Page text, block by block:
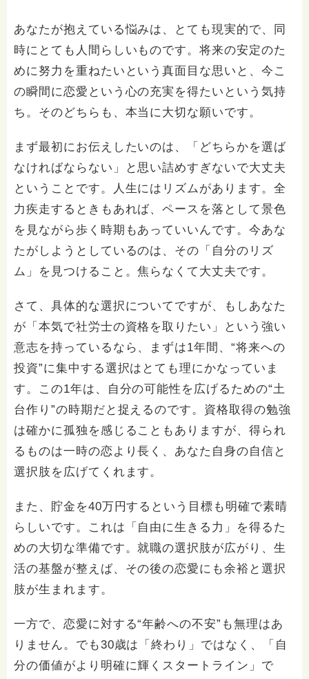
り受け付けています。お寺への いきなりの電話相談は
受け付けておりません。また夜中や早朝の電話もご遠慮
ください。 法務を優先させてください。
あなたが抱えている悩みは、とても現実的で、同
時にとても人間らしいものです。将来の安定のた
めに努力を重ねたいという真面目な思いと、今こ
の瞬間に恋愛という心の充実を得たいという気持
ち。そのどちらも、本当に大切な願いです。
まず最初にお伝えしたいのは、「どちらかを選ば
なければならない」と思い詰めすぎないで大丈夫
ということです。人生にはリズムがあります。全
力疾走するときもあれば、ペースを落として景色
を見ながら歩く時期もあっていいんです。今あな
たがしようとしているのは、その「自分のリズ
ム」を見つけること。焦らなくて大丈夫です。
さて、具体的な選択についてですが、もしあなた
が「本気で社労士の資格を取りたい」という強い
意志を持っているなら、まずは1年間、“将来への
投資”に集中する選択はとても理にかなっていま
す。この1年は、自分の可能性を広げるための“土
台作り”の時期だと捉えるのです。資格取得の勉強
は確かに孤独を感じることもありますが、得られ
るものは一時の恋より長く、あなた自身の自信と
選択肢を広げてくれます。
また、貯金を40万円するという目標も明確で素晴
らしいです。これは「自由に生きる力」を得るた
めの大切な準備です。就職の選択肢が広がり、生
活の基盤が整えば、その後の恋愛にも余裕と選択
肢が生まれます。
一方で、恋愛に対する“年齢への不安”も無理はあ
りません。でも30歳は「終わり」ではなく、「自
分の価値がより明確に輝くスタートライン」で